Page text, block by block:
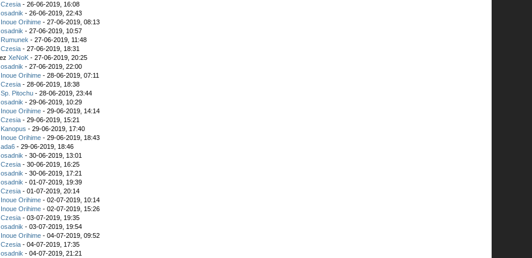
Czesia - 26-06-2019, 16:08
osadnik - 26-06-2019, 22:43
Inoue Orihime - 27-06-2019, 08:13
osadnik - 27-06-2019, 10:57
Rumunek - 27-06-2019, 11:48
Czesia - 27-06-2019, 18:31
XeNoK - 27-06-2019, 20:25
osadnik - 27-06-2019, 22:00
Inoue Orihime - 28-06-2019, 07:11
Czesia - 28-06-2019, 18:38
Sp. Pitochu - 28-06-2019, 23:44
osadnik - 29-06-2019, 10:29
Inoue Orihime - 29-06-2019, 14:14
Czesia - 29-06-2019, 15:21
Kanopus - 29-06-2019, 17:40
Inoue Orihime - 29-06-2019, 18:43
ada6 - 29-06-2019, 18:46
osadnik - 30-06-2019, 13:01
Czesia - 30-06-2019, 16:25
osadnik - 30-06-2019, 17:21
osadnik - 01-07-2019, 19:39
Czesia - 01-07-2019, 20:14
Inoue Orihime - 02-07-2019, 10:14
Inoue Orihime - 02-07-2019, 15:26
Czesia - 03-07-2019, 19:35
osadnik - 03-07-2019, 19:54
Inoue Orihime - 04-07-2019, 09:52
Czesia - 04-07-2019, 17:35
osadnik - 04-07-2019, 21:21